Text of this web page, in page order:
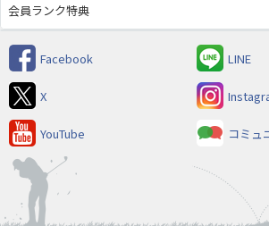
会員ランク特典
Facebook LINE
X
YouTube コミュ